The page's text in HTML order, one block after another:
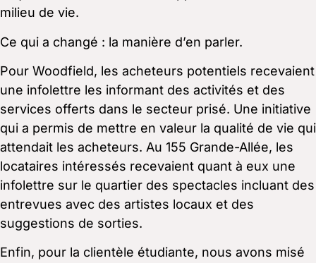
milieu de vie.
Ce qui a changé : la manière d’en parler.
Pour Woodfield, les acheteurs potentiels recevaient
une infolettre les informant des activités et des
services offerts dans le secteur prisé. Une initiative
qui a permis de mettre en valeur la qualité de vie qui
attendait les acheteurs. Au 155 Grande-Allée, les
locataires intéressés recevaient quant à eux une
infolettre sur le quartier des spectacles incluant des
entrevues avec des artistes locaux et des
suggestions de sorties.
Enfin, pour la clientèle étudiante, nous avons misé